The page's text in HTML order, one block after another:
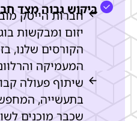
ביקוש גבוה מצד
חברות הייטק
יזום ומבקשות
הקורסים שלנו,
המעמיקה
שיתוף פעולה
בתעשייה,
שכבר מוכנים